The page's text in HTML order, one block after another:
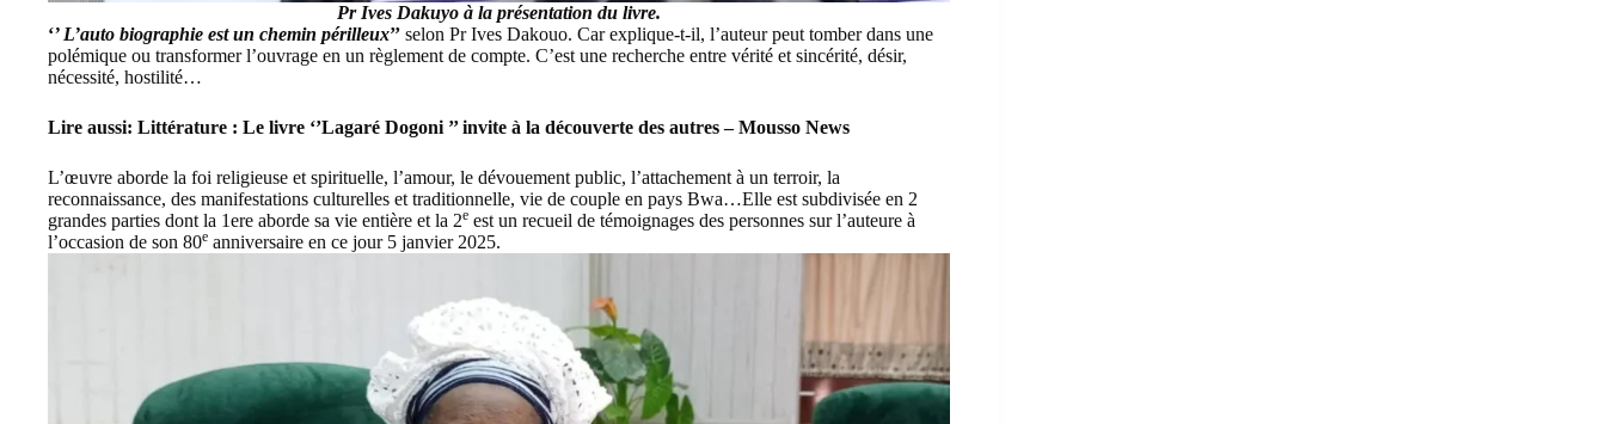
Pr Ives Dakuyo à la présentation du livre.
‘’ L’auto biographie est un chemin périlleux’’ selon Pr Ives Dakouo. Car explique-t-il, l’auteur peut tomber dans une
polémique ou transformer l’ouvrage en un règlement de compte. C’est une recherche entre vérité et sincérité, désir,
nécessité, hostilité…
Lire aussi: Littérature : Le livre ‘’Lagaré Dogoni ’’ invite à la découverte des autres – Mousso News
L’œuvre aborde la foi religieuse et spirituelle, l’amour, le dévouement public, l’attachement à un terroir, la
reconnaissance, des manifestations culturelles et traditionnelle, vie de couple en pays Bwa…Elle est subdivisée en 2
grandes parties dont la 1ere aborde sa vie entière et la 2e est un recueil de témoignages des personnes sur l’auteure à
l’occasion de son 80e anniversaire en ce jour 5 janvier 2025.